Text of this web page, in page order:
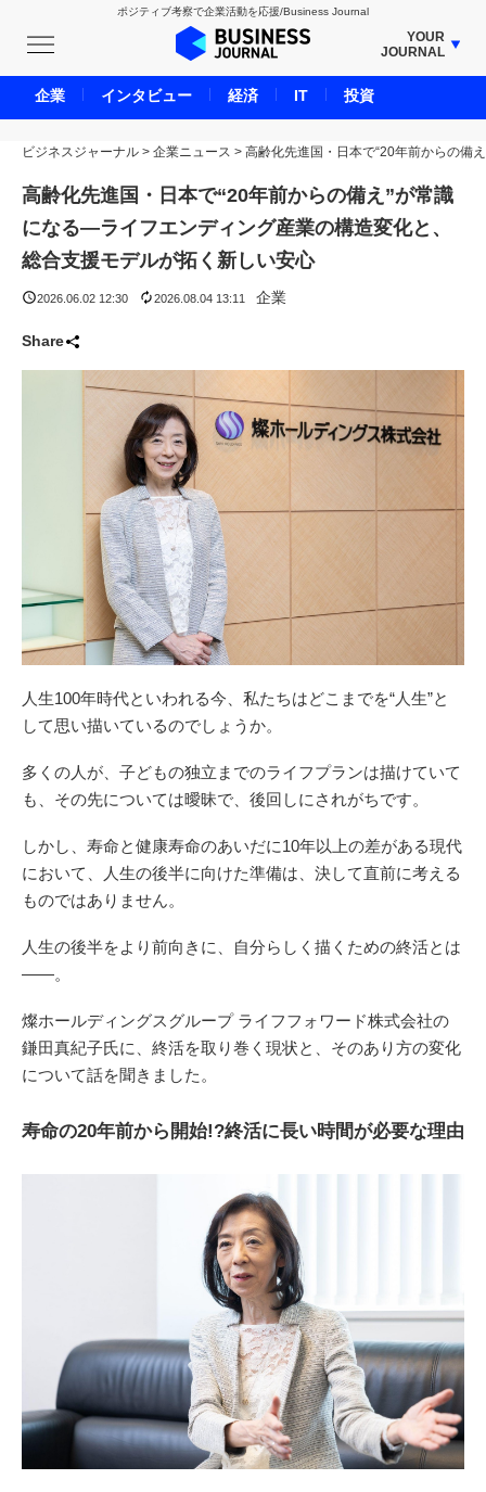
ポジティブ考察で企業活動を応援/Business Journal
YOUR
JOURNAL
BUSINESS JOURNAL
UNICORN JOURNAL
CARBON CREDITS JOURNAL
IVS JOURNAL
ENERGY MANAGEMENT JOURNAL
INBOUND JOURNAL
SMART MARKETING JOURNAL
BPaaS JOURNAL
ADOPTABLE DOG JOURNAL
ビジネスジャーナル > 企業ニュース > 高齢化先進国・日本で“20年前からの備
高齢化先進国・日本で“20年前からの備え”が常識
になる—ライフエンディング産業の構造変化と、
総合支援モデルが拓く新しい安心
2026.06.02 12:30 2026.08.04 13:11 企業
Share
人生100年時代といわれる今、私たちはどこまでを“人生”と
して思い描いているのでしょうか。
多くの人が、子どもの独立までのライフプランは描けていて
も、その先については曖昧で、後回しにされがちです。
しかし、寿命と健康寿命のあいだに10年以上の差がある現代
において、人生の後半に向けた準備は、決して直前に考える
ものではありません。
人生の後半をより前向きに、自分らしく描くための終活とは
——。
燦ホールディングスグループ ライフフォワード株式会社の
鎌田真紀子氏に、終活を取り巻く現状と、そのあり方の変化
について話を聞きました。
寿命の20年前から開始!?終活に長い時間が必要な理由
企業 インタビュー 経済 IT 投資